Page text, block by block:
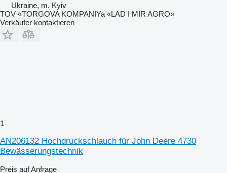
Ukraine, m. Kyiv
TOV «TORGOVA KOMPANIYa «LAD I MIR AGRO»
Verkäufer kontaktieren
1
AN206132 Hochdruckschlauch für John Deere 4730
Bewässerungstechnik
Preis auf Anfrage